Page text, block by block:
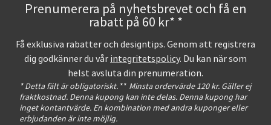
Prenumerera på nyhetsbrevet och få en
rabatt på 60 kr* *
Få exklusiva rabatter och designtips. Genom att registrera
dig godkänner du vår integritetspolicy. Du kan när som
helst avsluta din prenumeration.
* Detta fält är obligatoriskt. ** Minsta ordervärde 120 kr. Gäller ej
fraktkostnad. Denna kupong kan inte delas. Denna kupong har
inget kontantvärde. En kombination med andra kuponger eller
erbjudanden är inte möjlig.